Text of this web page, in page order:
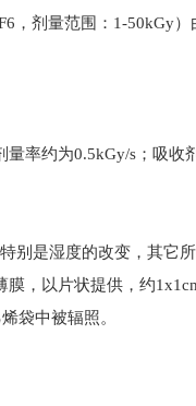
剂量范围：1-50kGy）
率约为0.5kGy/s；吸收
是湿度的改变，其它
，以片状提供，约
袋中被辐照。